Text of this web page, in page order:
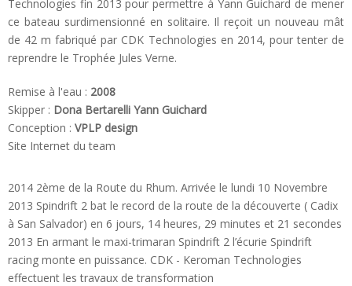
Technologies fin 2013 pour permettre à Yann Guichard de mener
ce bateau surdimensionné en solitaire. Il reçoit un nouveau mât
de 42 m fabriqué par CDK Technologies en 2014, pour tenter de
reprendre le Trophée Jules Verne.
Remise à l'eau : 2008
Skipper : Dona Bertarelli Yann Guichard
Conception : VPLP design
Site Internet du team
2014 2ème de la Route du Rhum. Arrivée le lundi 10 Novembre
2013 Spindrift 2 bat le record de la route de la découverte ( Cadix
à San Salvador) en 6 jours, 14 heures, 29 minutes et 21 secondes
2013 En armant le maxi-trimaran Spindrift 2 l’écurie Spindrift
racing monte en puissance. CDK - Keroman Technologies
effectuent les travaux de transformation